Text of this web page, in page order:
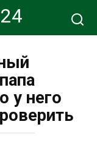
у него